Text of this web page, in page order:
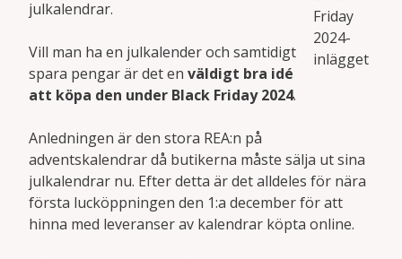
Friday
2024-
inlägget
julkalendrar.
Vill man ha en julkalender och samtidigt
spara pengar är det en väldigt bra idé
att köpa den under Black Friday 2024.
Anledningen är den stora REA:n på
adventskalendrar då butikerna måste sälja ut sina
julkalendrar nu. Efter detta är det alldeles för nära
första lucköppningen den 1:a december för att
hinna med leveranser av kalendrar köpta online.